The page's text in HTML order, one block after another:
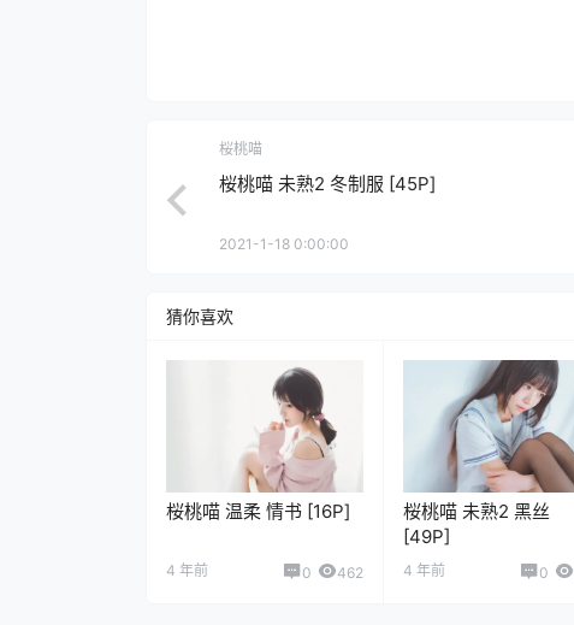
桜桃喵
桜桃喵 未熟2 冬制服 [45P]
2021-1-18 0:00:00
猜你喜欢
桜桃喵 温柔 情书 [16P]
4 年前 0 462
桜桃喵 未熟2 黑丝
[49P]
4 年前 0